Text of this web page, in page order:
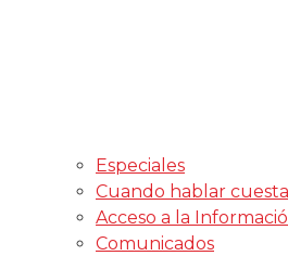
Especiales
Cuando hablar cuesta
Acceso a la
Comunicados